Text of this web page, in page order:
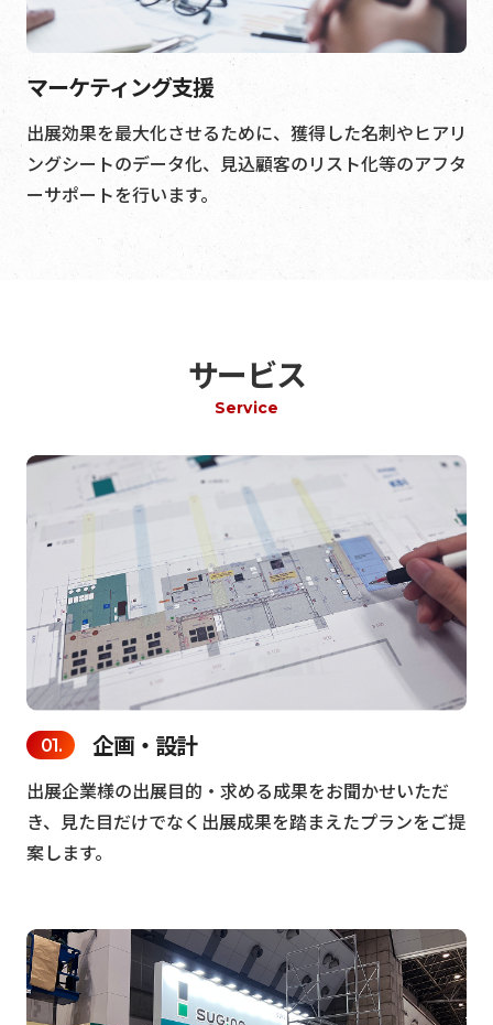
マーケティング支援
出展効果を最大化させるために、獲得した名刺やヒアリ
ングシートのデータ化、見込顧客のリスト化等のアフタ
ーサポートを行います。
サービス
Service
企画・設計
出展企業様の出展目的・求める成果をお聞かせいただ
き、見た目だけでなく出展成果を踏まえたプランをご提
案します。